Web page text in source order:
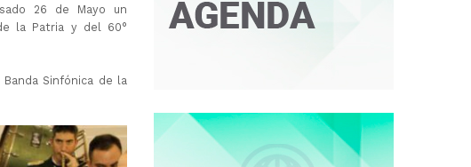
26 de Mayo un
la Patria y del 60°
Sinfónica de la